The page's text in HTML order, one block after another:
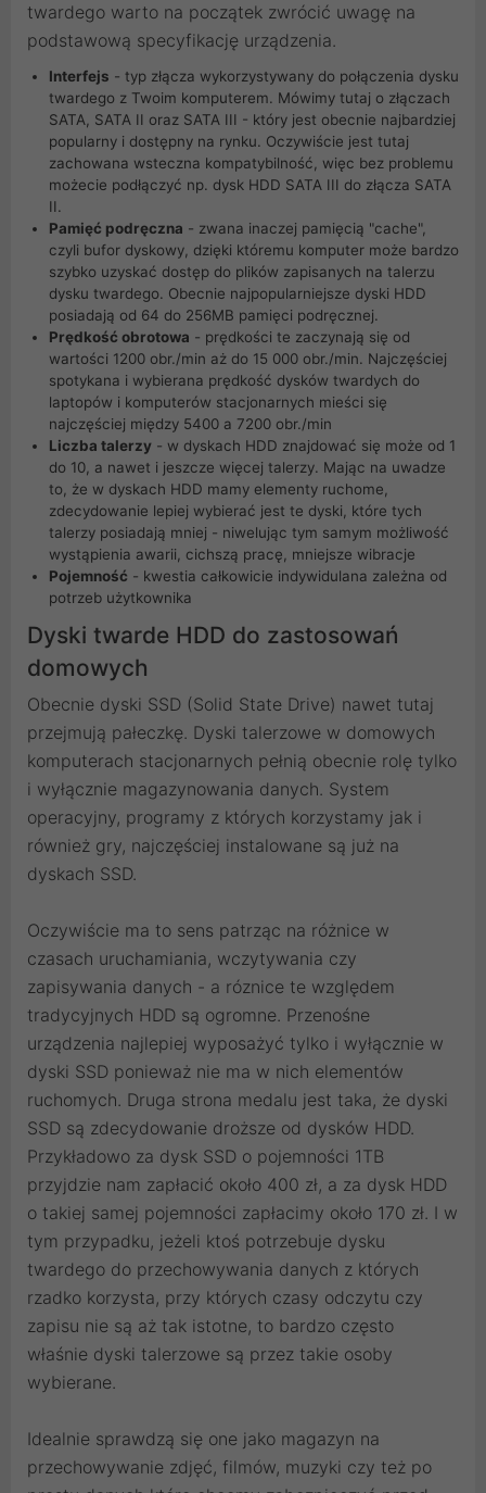
twardego warto na początek zwrócić uwagę na
podstawową specyfikację urządzenia.
Interfejs - typ złącza wykorzystywany do połączenia dysku
twardego z Twoim komputerem. Mówimy tutaj o złączach
SATA, SATA II oraz SATA III - który jest obecnie najbardziej
popularny i dostępny na rynku. Oczywiście jest tutaj
zachowana wsteczna kompatybilność, więc bez problemu
możecie podłączyć np. dysk HDD SATA III do złącza SATA
II.
Pamięć podręczna - zwana inaczej pamięcią "cache",
czyli bufor dyskowy, dzięki któremu komputer może bardzo
szybko uzyskać dostęp do plików zapisanych na talerzu
dysku twardego. Obecnie najpopularniejsze dyski HDD
posiadają od 64 do 256MB pamięci podręcznej.
Prędkość obrotowa - prędkości te zaczynają się od
wartości 1200 obr./min aż do 15 000 obr./min. Najczęściej
spotykana i wybierana prędkość dysków twardych do
laptopów i komputerów stacjonarnych mieści się
najczęściej między 5400 a 7200 obr./min
Liczba talerzy - w dyskach HDD znajdować się może od 1
do 10, a nawet i jeszcze więcej talerzy. Mając na uwadze
to, że w dyskach HDD mamy elementy ruchome,
zdecydowanie lepiej wybierać jest te dyski, które tych
talerzy posiadają mniej - niwelując tym samym możliwość
wystąpienia awarii, cichszą pracę, mniejsze wibracje
Pojemność - kwestia całkowicie indywidulana zależna od
potrzeb użytkownika
Dyski twarde HDD do zastosowań
domowych
Obecnie dyski SSD (Solid State Drive) nawet tutaj
przejmują pałeczkę. Dyski talerzowe w domowych
komputerach stacjonarnych pełnią obecnie rolę tylko
i wyłącznie magazynowania danych. System
operacyjny, programy z których korzystamy jak i
również gry, najczęściej instalowane są już na
dyskach SSD.
Oczywiście ma to sens patrząc na różnice w
czasach uruchamiania, wczytywania czy
zapisywania danych - a róznice te względem
tradycyjnych HDD są ogromne. Przenośne
urządzenia najlepiej wyposażyć tylko i wyłącznie w
dyski SSD ponieważ nie ma w nich elementów
ruchomych. Druga strona medalu jest taka, że dyski
SSD są zdecydowanie droższe od dysków HDD.
Przykładowo za dysk SSD o pojemności 1TB
przyjdzie nam zapłacić około 400 zł, a za dysk HDD
o takiej samej pojemności zapłacimy około 170 zł. I w
tym przypadku, jeżeli ktoś potrzebuje dysku
twardego do przechowywania danych z których
rzadko korzysta, przy których czasy odczytu czy
zapisu nie są aż tak istotne, to bardzo często
właśnie dyski talerzowe są przez takie osoby
wybierane.
Idealnie sprawdzą się one jako magazyn na
przechowywanie zdjęć, filmów, muzyki czy też po